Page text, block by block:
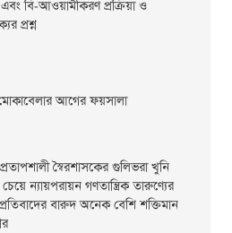
এবং বি-আওয়ামীকরণ প্রক্রিয়া ও
প্রশ্ন
মোকাবেলার আগের ফয়সালা
স্বৈরশাসকের গুলিভরা খুনি
ন্যায়পরায়ন গণতান্ত্রিক তারুণ্যের
বারুদ অনেক বেশি শক্তিমান